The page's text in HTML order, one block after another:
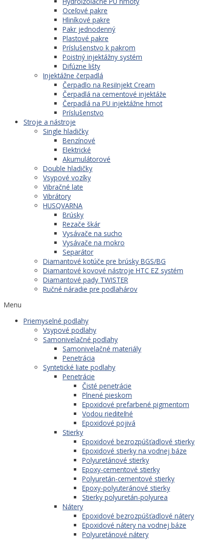
Oceľové pakre
Hliníkové pakre
Pakr jednodenný
Plastové pakre
Príslušenstvo k pakrom
Poistný injektážny systém
Difúzne lišty
Injektážne čerpadlá
Čerpadlo na ResiInjekt Cream
Čerpadlá na cementové injektáže
Čerpadlá na PU injektážne hmot
Príslušenstvo
Stroje a nástroje
Single hladičky
Benzínové
Elektrické
Akumulátorové
Double hladičky
Vsypové vozíky
Vibračné late
Vibrátory
HUSQVARNA
Brúsky
Rezače škár
Vysávače na sucho
Vysávače na mokro
Separátor
Diamantové kotúče pre brúsky BGS/BG
Diamantové kovové nástroje HTC EZ systém
Diamantové pady TWISTER
Ručné náradie pre podlahárov
Menu
Priemyselné podlahy
Vsypové podlahy
Samonivelačné podlahy
Samonivelačné materiály
Penetrácia
Syntetické liate podlahy
Penetrácie
Čisté penetrácie
Plnené pieskom
Epoxidové prefarbené pigmentom
Vodou riediteľné
Epoxidové pojivá
Stierky
Epoxidové bezrozpúšťadlové stierky
Epoxidové stierky na vodnej báze
Polyuretánové stierky
Epoxy-cementové stierky
Polyuretán-cementové stierky
Epoxy-polyuteránové stierky
Stierky polyuretán-polyurea
Nátery
Epoxidové bezrozpúšťadlové nátery
Epoxidové nátery na vodnej báze
Polyuretánové nátery